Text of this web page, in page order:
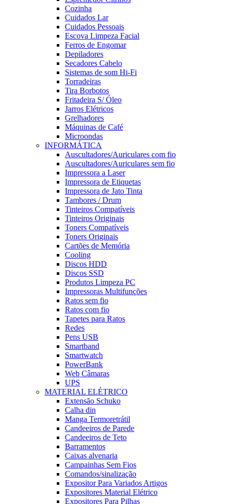
Cozinha
Cuidados Lar
Cuidados Pessoais
Escova Limpeza Facial
Ferros de Engomar
Depiladores
Secadores Cabelo
Sistemas de som Hi-Fi
Torradeiras
Tira Borbotos
Fritadeira S/ Óleo
Jarros Elétricos
Grelhadores
Máquinas de Café
Microondas
INFORMÁTICA
Auscultadores/Auriculares com fio
Auscultadores/Auriculares sem fio
Impressora a Laser
Impressora de Etiquetas
Impressora de Jato Tinta
Tambores / Drum
Tinteiros Compatíveis
Tinteiros Originais
Toners Compatíveis
Toners Originais
Cartões de Memória
Cooling
Discos HDD
Discos SSD
Produtos Limpeza PC
Impressoras Multifunções
Ratos sem fio
Ratos com fio
Tapetes para Ratos
Redes
Pens USB
Smartband
Smartwatch
PowerBank
Web Câmaras
UPS
MATERIAL ELÉTRICO
Extensão Schuko
Calha din
Manga Termoretrátil
Candeeiros de Parede
Candeeiros de Teto
Barramentos
Caixas alvenaria
Campainhas Sem Fios
Comandos/sinalização
Expositor Para Variados Artigos
Expositores Material Elétrico
Expositores Para Pilhas